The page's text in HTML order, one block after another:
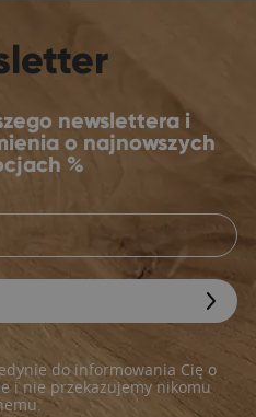
newslettera i
o najnowszych
%
do informowania Cię o
i nie przekazujemy nikomu